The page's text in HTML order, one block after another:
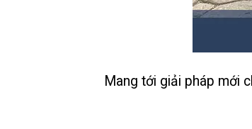
Mang tới giải pháp mới